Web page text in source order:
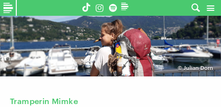
©Julian Dorn
Tramperin Mimke